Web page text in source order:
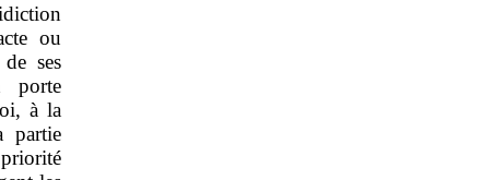
ou
ses
porte
à la
partie